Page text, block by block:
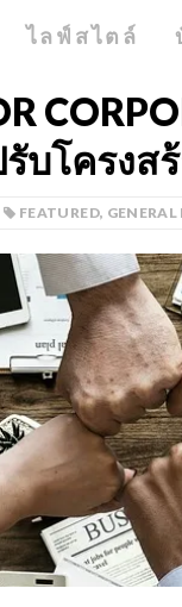
ไลฟ์สไตล์
บโครงส
FEATURED, GENERAL